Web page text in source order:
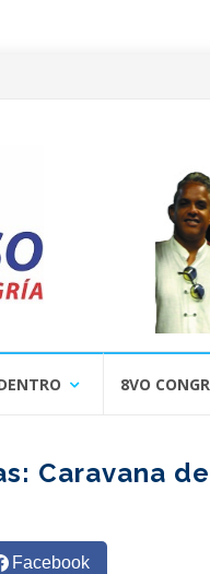
8VO
Caravana
Facebook